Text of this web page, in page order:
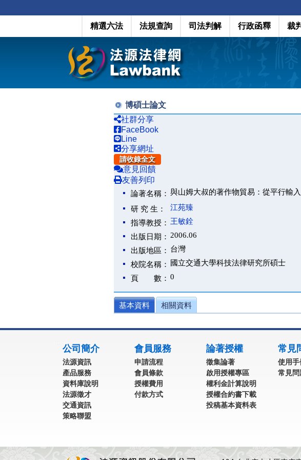
精選六法 法規查詢 司法判解 行政函釋 裁
博碩士論文
社群分享
FaceBook
Line
分享網址
請收錄全文
意見回饋
友善列印
論著名稱： 與山姆大叔的著作物貿易：從平行輸
研 究 生：
江苑臻
指導教授： 王敏銓
出版日期： 2006.06
出版地區： 台灣
校院名稱：
國立交通大學科技法律研究所碩士
頁 數： 0
基本資料 相關資料
公司簡介
法源資訊
產品服務
資料庫說明
法源徵才
交通資訊
策略聯盟
會員服務
申請流程
會員條款
授權費用
付款方式
論著授權
徵集論著
啟用授權專區
權利金計算說明
授權合約書下載
投稿基本資料表
常見
使用手
常見問